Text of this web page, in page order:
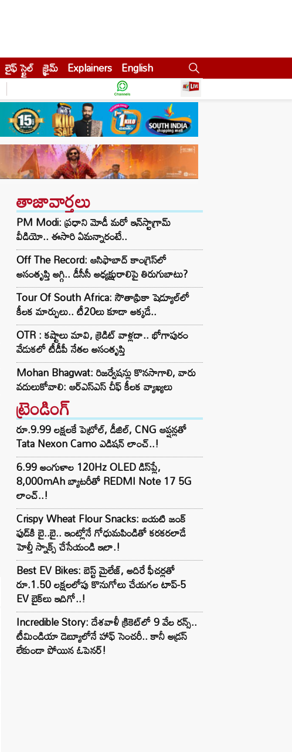
లైఫ్ స్టైల్ క్రైమ్ Explainers English
తాజావార్తలు
PM Modi: ప్రధాని మోడీ మరో ఇన్‌స్టాగ్రామ్
వీడియో.. ఈసారి ఏమన్నారంటే..
Off The Record: ఆసిఫాబాద్ కాంగ్రెస్‌లో
అసంతృప్తి అగ్గి.. డీసీసీ అధ్యక్షురాలిపై తిరుగుబాటు?
Tour Of South Africa: సౌతాఫ్రికా షెడ్యూల్‌లో
కీలక మార్పులు.. టీ20లు కూడా అక్కడే..
OTR : కష్టాలు మావి, క్రెడిట్ వాళ్లదా.. భోగాపురం
వేడుకలో టీడీపీ నేతల అసంతృప్తి
Mohan Bhagwat: రిజర్వేషన్లు కొనసాగాలి, వారు
వదులుకోవాలి: ఆర్ఎస్ఎస్ చీఫ్ కీలక వ్యాఖ్యలు
ట్రెండింగ్‌
రూ.9.99 లక్షలకే పెట్రోల్, డీజిల్, CNG ఆప్షన్లతో
Tata Nexon Camo ఎడిషన్ లాంచ్..!
6.99 అంగుళాల 120Hz OLED డిస్‌ప్లే,
8,000mAh బ్యాటరీతో REDMI Note 17 5G
లాంచ్..!
Crispy Wheat Flour Snacks: బయటి జంక్
ఫుడ్‌కి బై..బై.. ఇంట్లోనే గోధుమపిండితో కరకరలాడే
హెల్తీ స్నాక్స్ చేసేయండి ఇలా.!
Best EV Bikes: బెస్ట్ మైలేజ్, అదిరే ఫీచర్లతో
రూ.1.50 లక్షలలోపు కొనుగోలు చేయగల టాప్-5
EV బైక్‌లు ఇదిగో..!
Incredible Story: దేశవాళీ క్రికెట్‌లో 9 వేల రన్స్..
టీమిండియా డెబ్యూలోనే హాఫ్ సెంచరీ.. కానీ అడ్రస్
లేకుండా పోయిన ఓపెనర్!